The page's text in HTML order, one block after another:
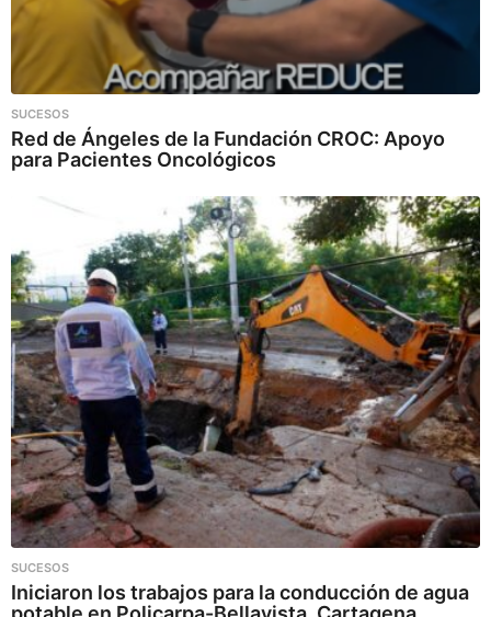
SUCESOS
Red de Ángeles de la Fundación CROC: Apoyo
para Pacientes Oncológicos
SUCESOS
Iniciaron los trabajos para la conducción de agua